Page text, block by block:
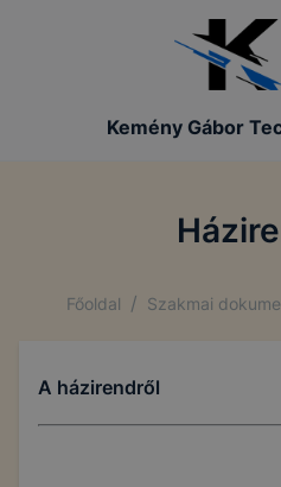
Kemény Gábor
Főoldal / Szakmai
A házirendről